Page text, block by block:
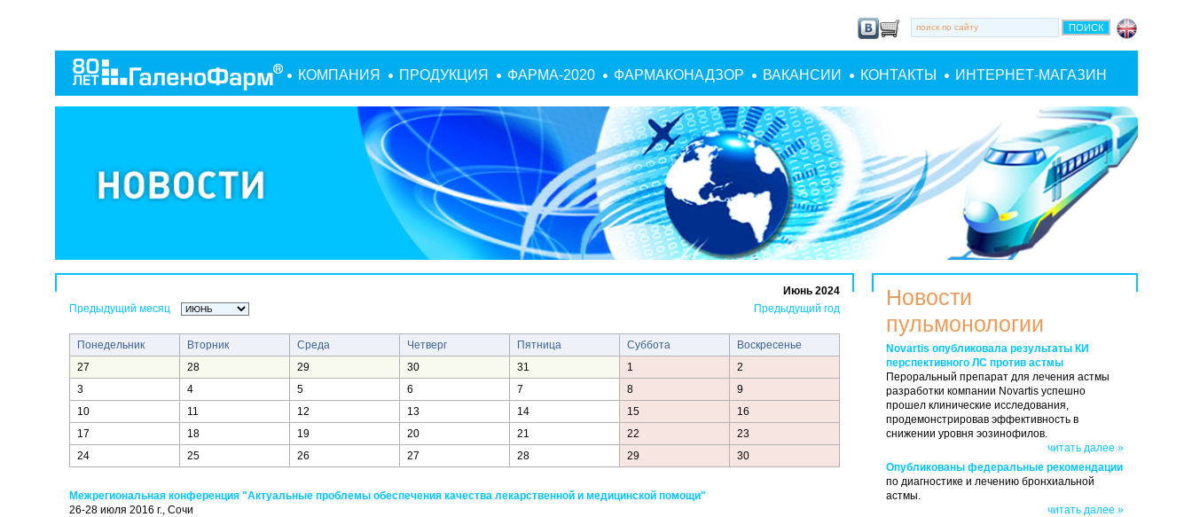
КОМПАНИЯ ПРОДУКЦИЯ ФАРМА-2020 ФАРМАКОНАДЗОР ВАКАНСИИ КОНТАКТЫ ИНТЕРНЕТ-МАГАЗИН
Июнь 2024
Предыдущий месяц
Предыдущий год
Понедельник Вторник Среда Четверг Пятница Суббота
Воскресенье
27
28 29 30 31 1
2
3
4 5 6 7 8
9
10
11 12 13 14 15
16
17
18 19 20 21 22
23
24
25 26 27 28 29 30
Межрегиональная конференция "Актуальные проблемы обеспечения качества лекарственной и медицинской помощи"
26-28 июля 2016 г., Сочи
Новости
пульмонологии
Novartis опубликовала результаты КИ
перспективного ЛС против астмы
Пероральный препарат для лечения астмы
разработки компании Novartis успешно
прошел клинические исследования,
продемонстрировав эффективность в
снижении уровня эозинофилов.
читать далее »
Опубликованы федеральные рекомендации
по диагностике и лечению бронхиальной
астмы.
читать далее »